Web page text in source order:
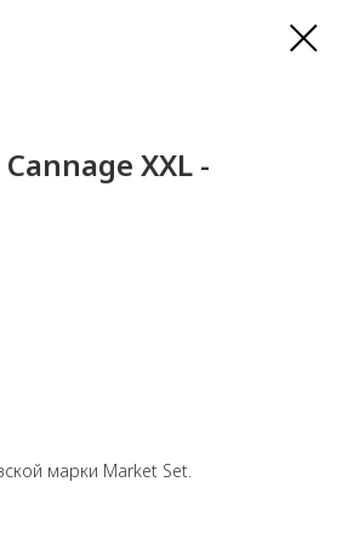
XXL -
марки Market Set.